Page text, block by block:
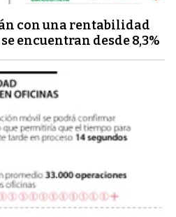
con una rentabilidad
encuentran desde 8,3%